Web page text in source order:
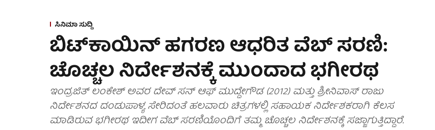
ಸಿನಿಮಾ ಸುದ್ದಿ
ಬಿಟ್‌ಕಾಯಿನ್ ಹಗರಣ ಆಧರಿತ ವೆಬ್ ಸರಣಿ:
ಚೊಚ್ಚಲ ನಿರ್ದೇಶನಕ್ಕೆ ಮುಂದಾದ ಭಗೀರಥ
ಇಂದ್ರಜಿತ್ ಲಂಕೇಶ್ ಅವರ ದೇವ್ ಸನ್ ಆಫ್ ಮುದ್ದೇಗೌಡ (2012) ಮತ್ತು ಶ್ರೀನಿವಾಸ್ ರಾಜು
ನಿರ್ದೇಶನದ ದಂಡುಪಾಳ್ಯ ಸೇರಿದಂತೆ ಹಲವಾರು ಚಿತ್ರಗಳಲ್ಲಿ ಸಹಾಯಕ ನಿರ್ದೇಶಕರಾಗಿ ಕೆಲಸ
ಮಾಡಿರುವ ಭಗೀರಥ ಇದೀಗ ವೆಬ್ ಸರಣಿಯೊಂದಿಗೆ ತಮ್ಮ ಚೊಚ್ಚಲ ನಿರ್ದೇಶನಕ್ಕೆ ಸಜ್ಜಾಗುತ್ತಿದ್ದಾರೆ.